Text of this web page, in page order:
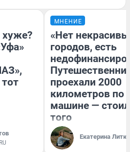
хуже?
МНЕНИЕ
«Нет
городов, есть
проехали 2000
километров по
машине —
того
Екатерина